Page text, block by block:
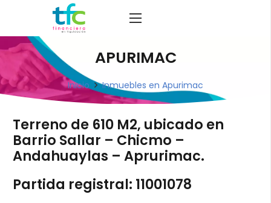
APURIMAC
Inicio Inmuebles en Apurimac
Terreno de 610 M2, ubicado en
Barrio Sallar – Chicmo –
Andahuaylas – Aprurimac.
Partida registral: 11001078